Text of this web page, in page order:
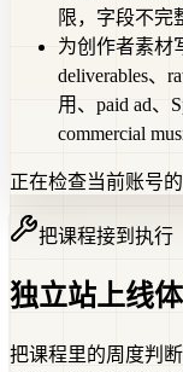
限，字段不完
为创作者素材
deliverables、
用、paid ad、
commercial
正在检查当前账号的
把课程接到执行
独立站上线
把课程里的周度判